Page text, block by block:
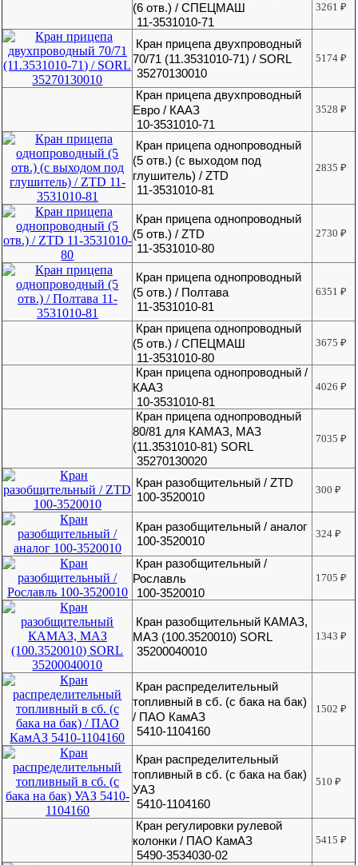
(6 отв.) / СПЕЦМАШ
11-3531010-71
3261₽
Кран прицепа двухпроводный
70/71 (11.3531010-71) / SORL
35270130010
5174₽
Кран прицепа двухпроводный
Евро / КААЗ
10-3531010-71
3528₽
Кран прицепа однопроводный
(5 отв.) (с выходом под
глушитель) / ZTD
11-3531010-81
2835₽
Кран прицепа однопроводный
(5 отв.) / ZTD
11-3531010-80
2730₽
Кран прицепа однопроводный
(5 отв.) / Полтава
11-3531010-81
6351₽
Кран прицепа однопроводный
(5 отв.) / СПЕЦМАШ
11-3531010-80
3675₽
Кран прицепа однопроводный /
КААЗ
10-3531010-81
4026₽
Кран прицепа однопроводный
80/81 для КАМАЗ, МАЗ
(11.3531010-81) SORL
35270130020
7035₽
Кран разобщительный / ZTD
100-3520010
300₽
Кран разобщительный / аналог
100-3520010
324₽
Кран разобщительный /
Рославль
100-3520010
1705₽
Кран разобщительный КАМАЗ,
МАЗ (100.3520010) SORL
35200040010
1343₽
Кран распределительный
топливный в сб. (с бака на бак)
/ ПАО КамАЗ
5410-1104160
1502₽
Кран распределительный
топливный в сб. (с бака на бак)
УАЗ
5410-1104160
510₽
Кран регулировки рулевой
колонки / ПАО КамАЗ
5490-3534030-02
5415₽